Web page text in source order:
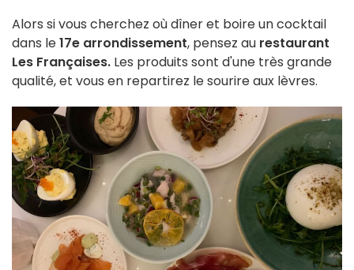
Alors si vous cherchez où dîner et boire un cocktail
dans le17e arrondissement, pensez au restaurant
Les Françaises. Les produits sont d'une très grande
qualité, et vous en repartirez le sourire aux lèvres.